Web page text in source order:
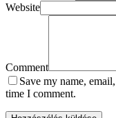
Website
Comment
Save my name,
time I comment.